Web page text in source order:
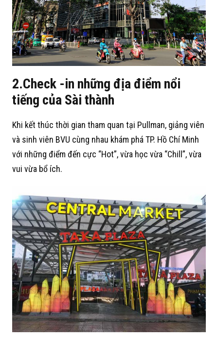
2.Check -in những địa điểm nổi
tiếng của Sài thành
Khi kết thúc thời gian tham quan tại Pullman, giảng viên
và sinh viên BVU cùng nhau khám phá TP. Hồ Chí Minh
với những điểm đến cực “Hot”, vừa học vừa “Chill”, vừa
vui vừa bổ ích.